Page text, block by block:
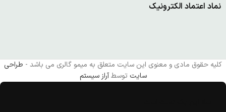
نماد اعتماد الکترونیک
کلیه حقوق مادی و معنوی این سایت متعلق به میمو گالری می باشد - طراحی
سایت توسطآراز سیستم